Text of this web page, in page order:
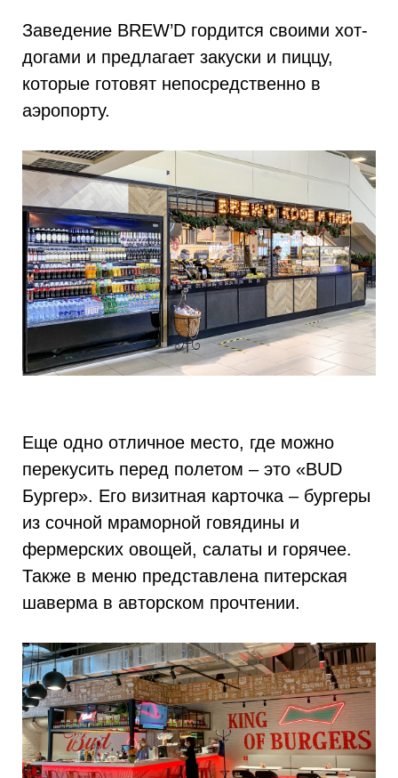
Заведение BREW’D гордится своими хот-
догами и предлагает закуски и пиццу,
которые готовят непосредственно в
аэропорту.
Еще одно отличное место, где можно
перекусить перед полетом – это «BUD
Бургер». Его визитная карточка – бургеры
из сочной мраморной говядины и
фермерских овощей, салаты и горячее.
Также в меню представлена питерская
шаверма в авторском прочтении.